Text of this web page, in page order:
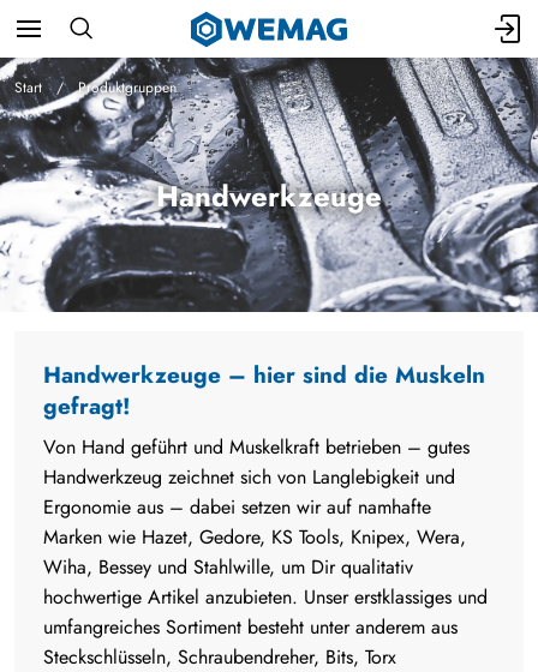
Start Produktgruppen
Handwerkzeuge
Handwerkzeuge – hier sind die Muskeln
gefragt!
Von Hand geführt und Muskelkraft betrieben – gutes
Handwerkzeug zeichnet sich von Langlebigkeit und
Ergonomie aus – dabei setzen wir auf namhafte
Marken wie Hazet, Gedore, KS Tools, Knipex, Wera,
Wiha, Bessey und Stahlwille, um Dir qualitativ
hochwertige Artikel anzubieten. Unser erstklassiges und
umfangreiches Sortiment besteht unter anderem aus
Steckschlüsseln, Schraubendreher, Bits, Torx